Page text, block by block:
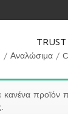
TRUST
/ Αναλώσιμα/
προϊόν